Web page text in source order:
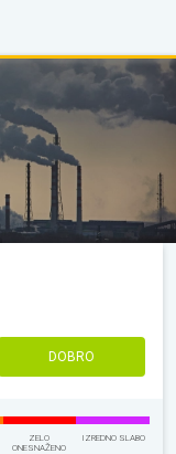
DOBRO
ZELO
ONESNAŽENO
IZREDNO SLABO